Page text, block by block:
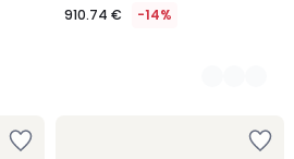
910.74 € -14%